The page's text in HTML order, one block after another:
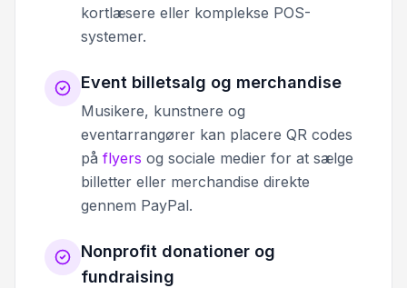
kortlæsere eller komplekse POS-
systemer.
Event billetsalg og merchandise
Musikere, kunstnere og
eventarrangører kan placere QR codes
på flyers og sociale medier for at sælge
billetter eller merchandise direkte
gennem PayPal.
Nonprofit donationer og
fundraising